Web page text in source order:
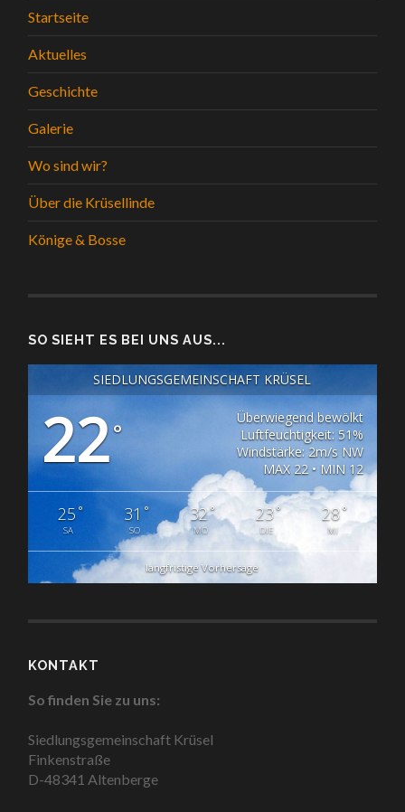
Startseite
Aktuelles
Geschichte
Galerie
Wo sind wir?
Über die Krüsellinde
Könige & Bosse
SO SIEHT ES BEI UNS AUS...
SIEDLUNGSGEMEINSCHAFT KRÜSEL
22°
Überwiegend bewölkt
Luftfeuchtigkeit: 51%
Windstärke: 2m/s NW
MAX 22 • MIN 12
25°
SA
31 °
SO
32°
MO
23°
DIE
28°
MI
langfristige Vorhersage
KONTAKT
So finden Sie zu uns:
Siedlungsgemeinschaft Krüsel
Finkenstraße
D-48341 Altenberge